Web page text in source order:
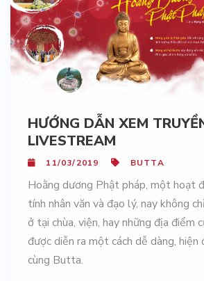
HƯỚNG DẪN XEM
LIVESTREAM
11/03/2019 BUTTA
Hoằng dương Phật pháp, một hoạt
tính nhân văn và đạo lý, nay không
ở tại chùa, viện, hay những địa điểm
được diễn ra một cách dễ dàng, hiện
cùng Butta.